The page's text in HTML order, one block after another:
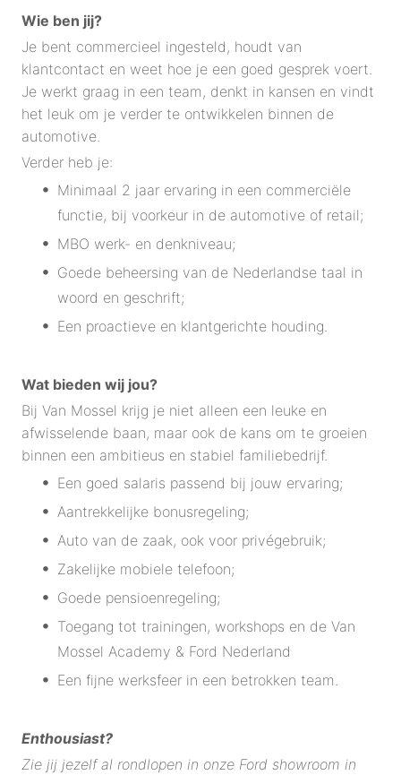
Wie ben jij?
Je bent commercieel ingesteld, houdt van
klantcontact en weet hoe je een goed gesprek voert.
Je werkt graag in een team, denkt in kansen en vindt
het leuk om je verder te ontwikkelen binnen de
automotive.
Verder heb je:
Minimaal 2 jaar ervaring in een commerciële
functie, bij voorkeur in de automotive of retail;
MBO werk- en denkniveau;
Goede beheersing van de Nederlandse taal in
woord en geschrift;
Een proactieve en klantgerichte houding.
Wat bieden wij jou?
Bij Van Mossel krijg je niet alleen een leuke en
afwisselende baan, maar ook de kans om te groeien
binnen een ambitieus en stabiel familiebedrijf.
Een goed salaris passend bij jouw ervaring;
Aantrekkelijke bonusregeling;
Auto van de zaak, ook voor privégebruik;
Zakelijke mobiele telefoon;
Goede pensioenregeling;
Toegang tot trainingen, workshops en de Van
Mossel Academy & Ford Nederland
Een fijne werksfeer in een betrokken team.
Enthousiast?
Zie jij jezelf al rondlopen in onze Ford showroom in